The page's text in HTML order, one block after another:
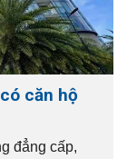
căn hộ
đẳng cấp,